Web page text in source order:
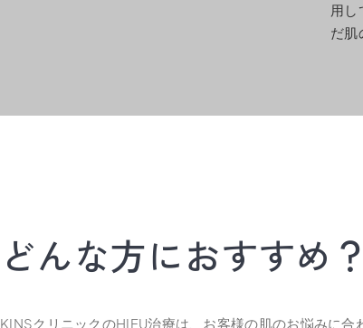
用し
だ肌
どんな方におすすめ？
KINSクリニックのHIFU治療は、お客様の肌のお悩みに合